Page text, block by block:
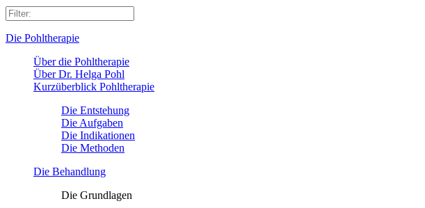
Die Pohltherapie
Über die Pohltherapie
Über Dr. Helga Pohl
Kurzüberblick Pohltherapie
Die Entstehung
Die Aufgaben
Die Indikationen
Die Methoden
Die Behandlung
Die Grundlagen